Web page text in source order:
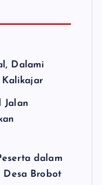
Dalami
Kalikajar
Jalan
dalam
Brobot